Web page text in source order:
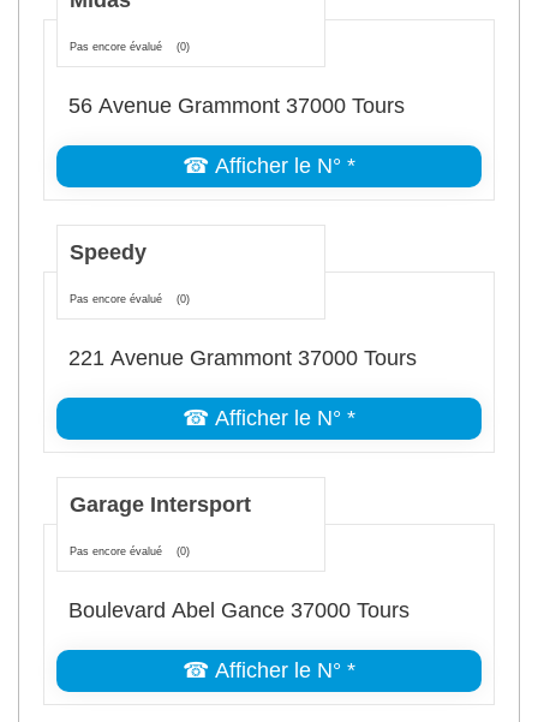
Pas encore évalué (0)
56 Avenue Grammont 37000 Tours
☎ Afficher le N° *
Speedy
Pas encore évalué (0)
221 Avenue Grammont 37000 Tours
☎ Afficher le N° *
Garage Intersport
Pas encore évalué (0)
Boulevard Abel Gance 37000 Tours
☎ Afficher le N° *